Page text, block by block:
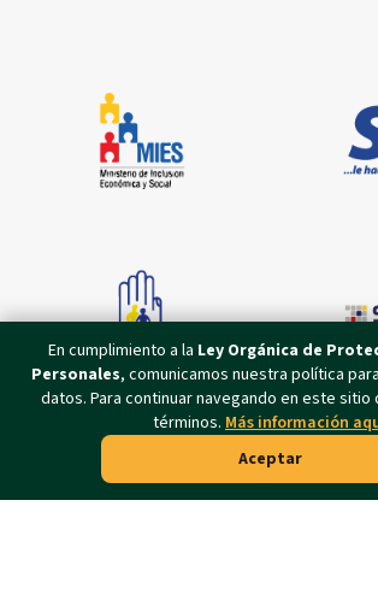
En cumplimiento a la Ley Orgánica de
Personales, comunicamos nuestra política
datos. Para continuar navegando en este
términos. Más información
Aceptar